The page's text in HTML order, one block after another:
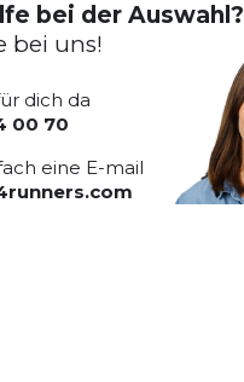
bei der Auswahl?
bei uns!
dich da
00 70
eine E-mail